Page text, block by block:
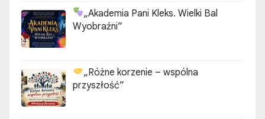
„Akademia Pani Kleks. Wielki Bal
Wyobraźni”
„Różne korzenie – wspólna
przyszłość”